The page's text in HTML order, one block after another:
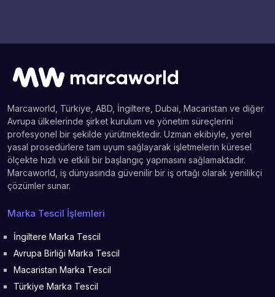
Marcaworld, Türkiye, ABD, İngiltere, Dubai, Macaristan ve diğer
Avrupa ülkelerinde şirket kurulum ve yönetim süreçlerini
profesyonel bir şekilde yürütmektedir. Uzman ekibiyle, yerel
yasal prosedürlere tam uyum sağlayarak işletmelerin küresel
ölçekte hızlı ve etkili bir başlangıç yapmasını sağlamaktadır.
Marcaworld, iş dünyasında güvenilir bir iş ortağı olarak yenilikçi
çözümler sunar.
Marka Tescil İşlemleri
İngiltere Marka Tescil
Avrupa Birliği Marka Tescil
Macaristan Marka Tescil
Türkiye Marka Tescil